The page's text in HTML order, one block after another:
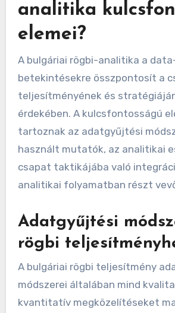
analitika
elemei?
A bulgáriai rögbi-analitika a
betekintésekre összpontosít a
teljesítményének és
érdekében. A kulcsfontosságú
tartoznak az adatgyűjtési
használt mutatók, az analitikai
csapat taktikájába való
analitikai folyamatban részt
Adatgyűjtési
rögbi
A bulgáriai rögbi teljesítmény
módszerei általában mind
kvantitatív megközelítéseket